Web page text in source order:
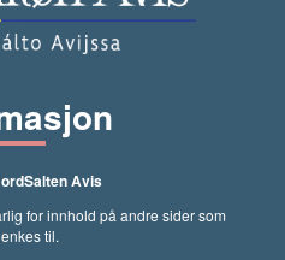
Avis
for innhold på andre sider som
til.